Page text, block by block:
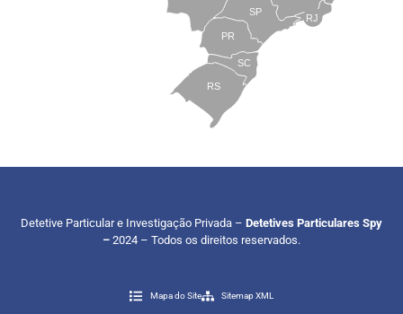
PR
SC
RS
SP
RJ
Detetive Particular e Investigação Privada – Detetives Particulares Spy
– 2024 – Todos os direitos reservados.
Mapa do Site Sitemap XML